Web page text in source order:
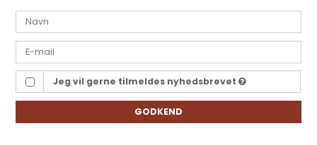
Jeg vil gerne tilmeldes nyhedsbrevet
GODKEND